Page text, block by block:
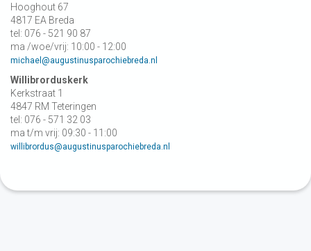
Hooghout 67
4817 EA Breda
tel: 076 - 521 90 87
ma /woe/vrij: 10:00 - 12:00
michael@augustinusparochiebreda.nl
Willibrorduskerk
Kerkstraat 1
4847 RM Teteringen
tel: 076 - 571 32 03
ma t/m vrij: 09:30 - 11:00
willibrordus@augustinusparochiebreda.nl